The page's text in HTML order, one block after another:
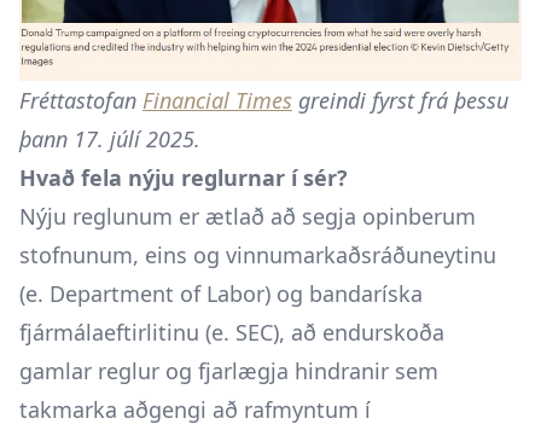
Fréttastofan Financial Times greindi fyrst frá þessu
þann 17. júlí 2025.
Hvað fela nýju reglurnar í sér?
Nýju reglunum er ætlað að segja opinberum
stofnunum, eins og vinnumarkaðsráðuneytinu
(e. Department of Labor) og bandaríska
fjármálaeftirlitinu (e. SEC), að endurskoða
gamlar reglur og fjarlægja hindranir sem
takmarka aðgengi að rafmyntum í